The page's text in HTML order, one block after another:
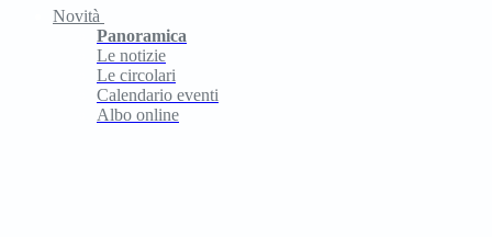
Novità
Panoramica
Le notizie
Le circolari
Calendario eventi
Albo online